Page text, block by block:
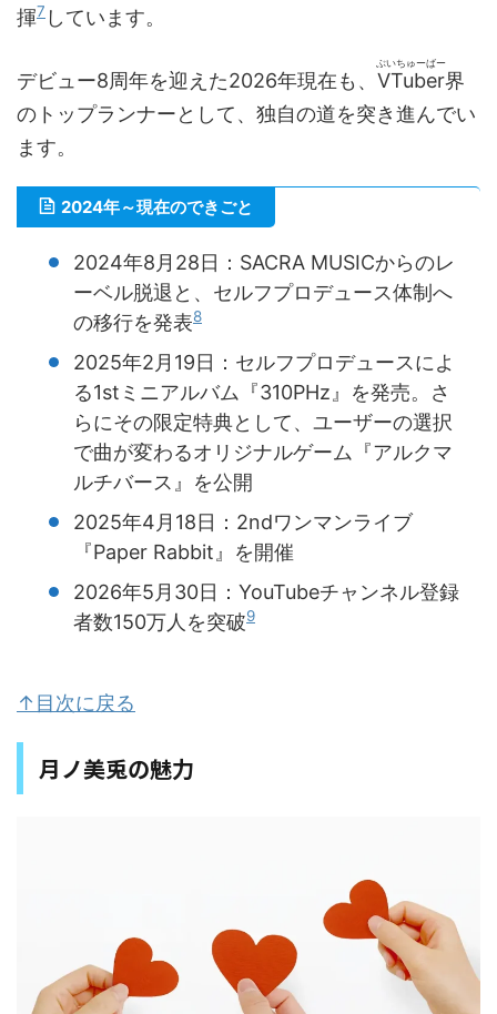
揮7 しています。
デビュー8周年を迎えた2026年現在も、 VTuber
ぶいちゅーばー
界
のトップランナーとして、独自の道を突き進んでい
ます。
2024年～現在のできごと
2024年8月28日：SACRA MUSICからのレ
ーベル脱退と、セルフプロデュース体制へ
の移行を発表8
2025年2月19日：セルフプロデュースによ
る1stミニアルバム『310PHz』を発売。さ
らにその限定特典として、ユーザーの選択
で曲が変わるオリジナルゲーム『アルクマ
ルチバース』を公開
2025年4月18日：2ndワンマンライブ
『Paper Rabbit』を開催
2026年5月30日：YouTubeチャンネル登録
者数150万人を突破9
↑目次に戻る
月ノ美兎の魅力